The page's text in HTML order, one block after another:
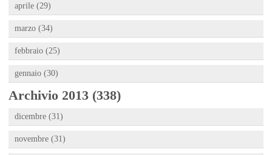
aprile (29)
marzo (34)
febbraio (25)
gennaio (30)
Archivio 2013 (338)
dicembre (31)
novembre (31)